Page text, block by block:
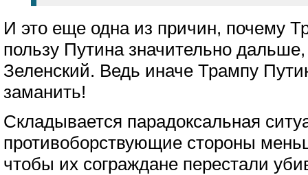
И это еще одна из причин, почему
пользу Путина значительно
Зеленский. Ведь иначе Трампу
заманить!
Складывается парадоксальная
противоборствующие стороны
чтобы их сограждане перестали